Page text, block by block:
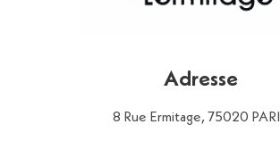
Adresse
8 Rue Ermitage, 75020